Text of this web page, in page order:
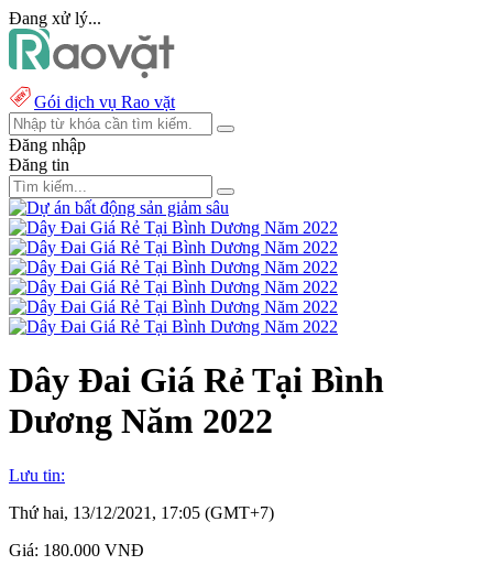
Đang xử lý...
Gói dịch vụ Rao vặt
Đăng nhập
Đăng tin
Dây Đai Giá Rẻ Tại Bình
Dương Năm 2022
Lưu tin:
Thứ hai, 13/12/2021, 17:05 (GMT+7)
Giá: 180.000 VNĐ